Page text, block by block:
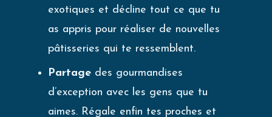
exotiques et décline tout ce que tu
as appris pour réaliser de nouvelles
pâtisseries qui te ressemblent.
Partage des gourmandises
d’exception avec les gens que tu
aimes. Régale enfin tes proches et